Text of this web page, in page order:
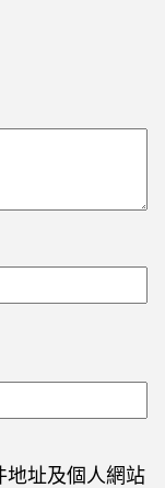
地址及個人網站